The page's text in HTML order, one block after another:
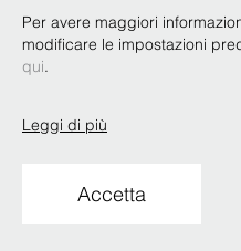
Per avere maggiori
modificare le impostazioni
qui.
Leggi di più
Accetta